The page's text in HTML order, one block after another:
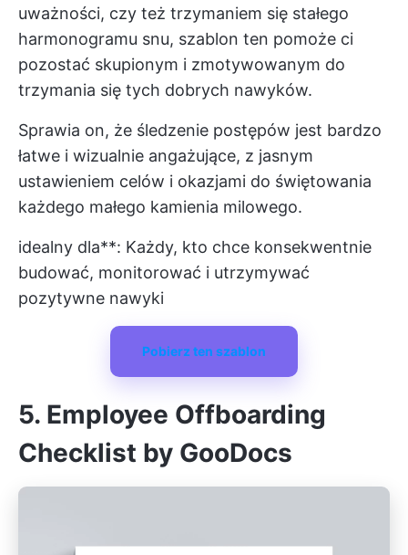
uważności, czy też trzymaniem się stałego
harmonogramu snu, szablon ten pomoże ci
pozostać skupionym i zmotywowanym do
trzymania się tych dobrych nawyków.
Sprawia on, że śledzenie postępów jest bardzo
łatwe i wizualnie angażujące, z jasnym
ustawieniem celów i okazjami do świętowania
każdego małego kamienia milowego.
idealny dla**: Każdy, kto chce konsekwentnie
budować, monitorować i utrzymywać
pozytywne nawyki
Pobierz ten szablon
5. Employee Offboarding
Checklist by GooDocs